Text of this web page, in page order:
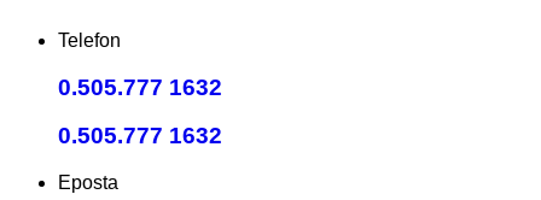
Telefon
0.505.777 1632
0.505.777 1632
Eposta